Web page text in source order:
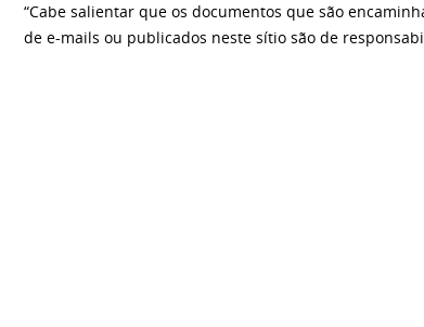
“Cabe salientar que os documentos que são
de e-mails ou publicados neste sítio são de